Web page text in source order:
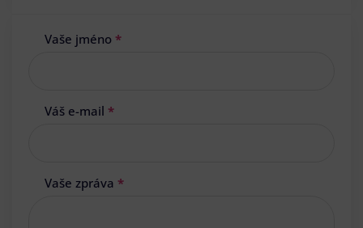
Vaše jméno *
Váš e-mail *
Vaše zpráva *